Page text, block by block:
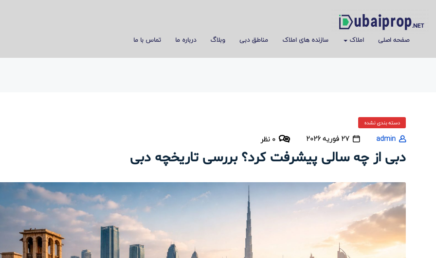
صفحه اصلی املاک سازنده های املاک مناطق دبی وبلاگ درباره ما تماس با ما
دسته بندی نشده
admin 27 فوریه 2026 0 نظر
دبی از چه سالی پیشرفت کرد؟ بررسی تاریخچه دبی